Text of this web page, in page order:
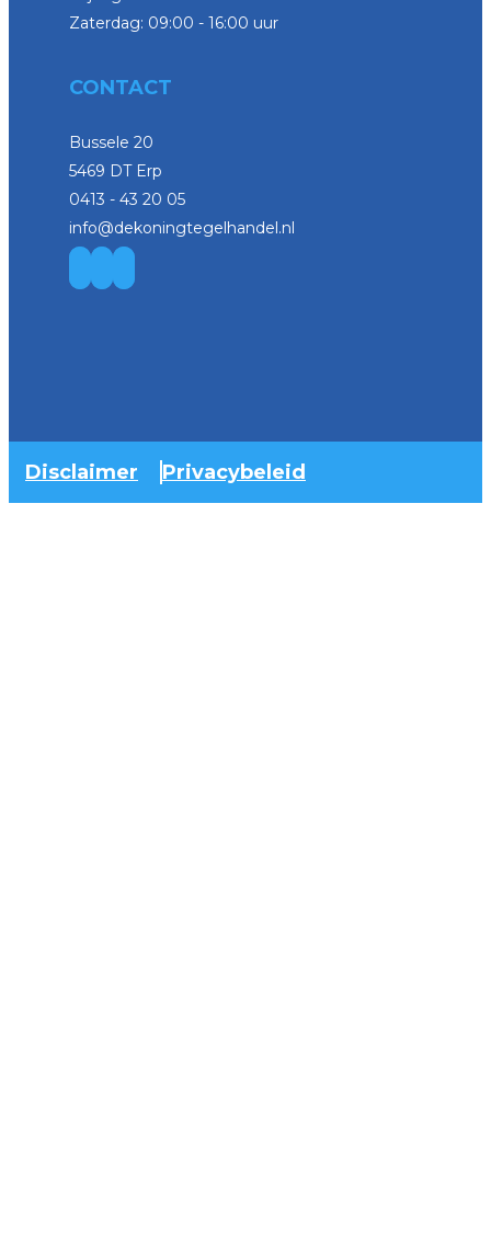
Zaterdag: 09:00 - 16:00 uur
CONTACT
Bussele 20
5469 DT Erp
0413 - 43 20 05
info@dekoningtegelhandel.nl
Disclaimer Privacybeleid